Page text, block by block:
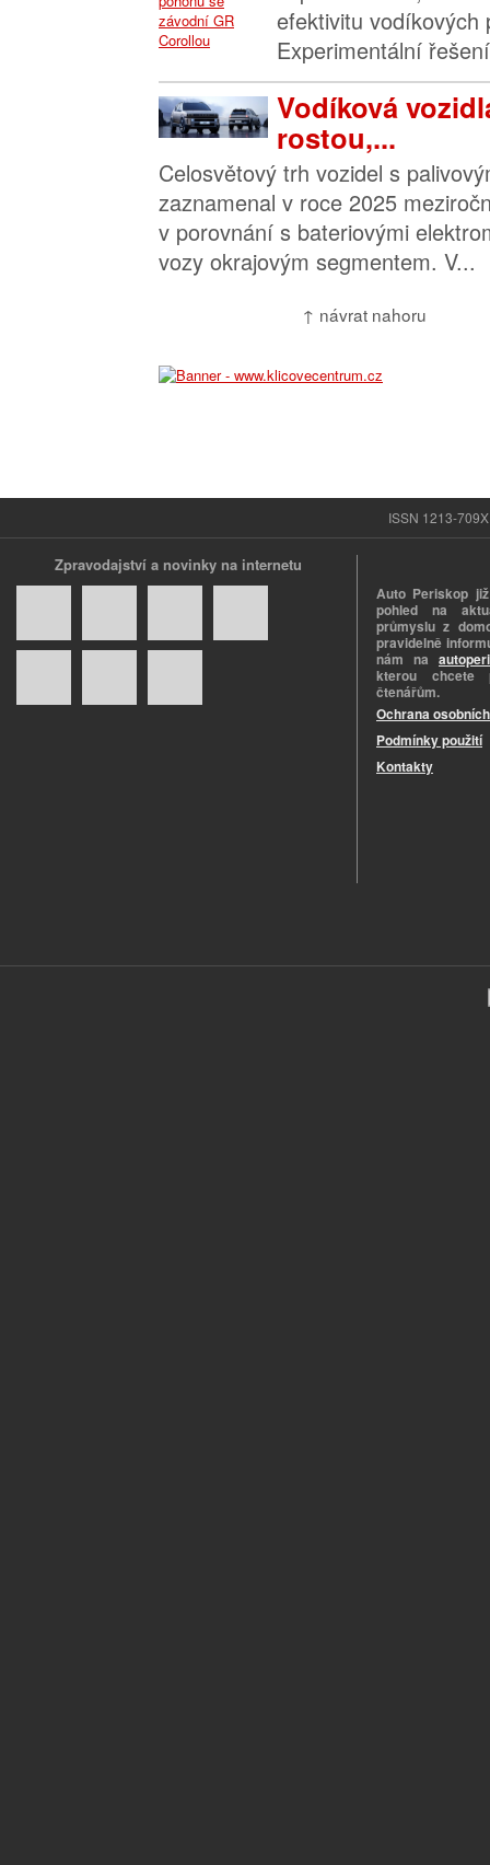
efektivitu vodíkových
Experimentální
Vodíková
rostou,...
Celosvětový trh vozidel s
zaznamenal v roce 2025
v porovnání s bateriovými
vozy okrajovým segmentem. V...
↑ návrat nahoru
ISSN 1213-
Zpravodajství a novinky na internetu
Auto Periskop
pohled na
průmyslu z
pravidelně
nám na
kterou chcete
čtenářům.
Ochrana
Podmínky použití
Kontakty